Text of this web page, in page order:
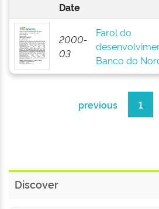
Date
2000-
03
Farol do
Banco do
previous 1
Discover